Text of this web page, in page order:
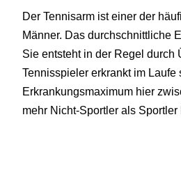
Der Tennisarm ist einer der
Männer. Das durchschnittliche
Sie entsteht in der Regel durch
Tennisspieler erkrankt im
Erkrankungsmaximum hier
mehr Nicht-Sportler als Sportler